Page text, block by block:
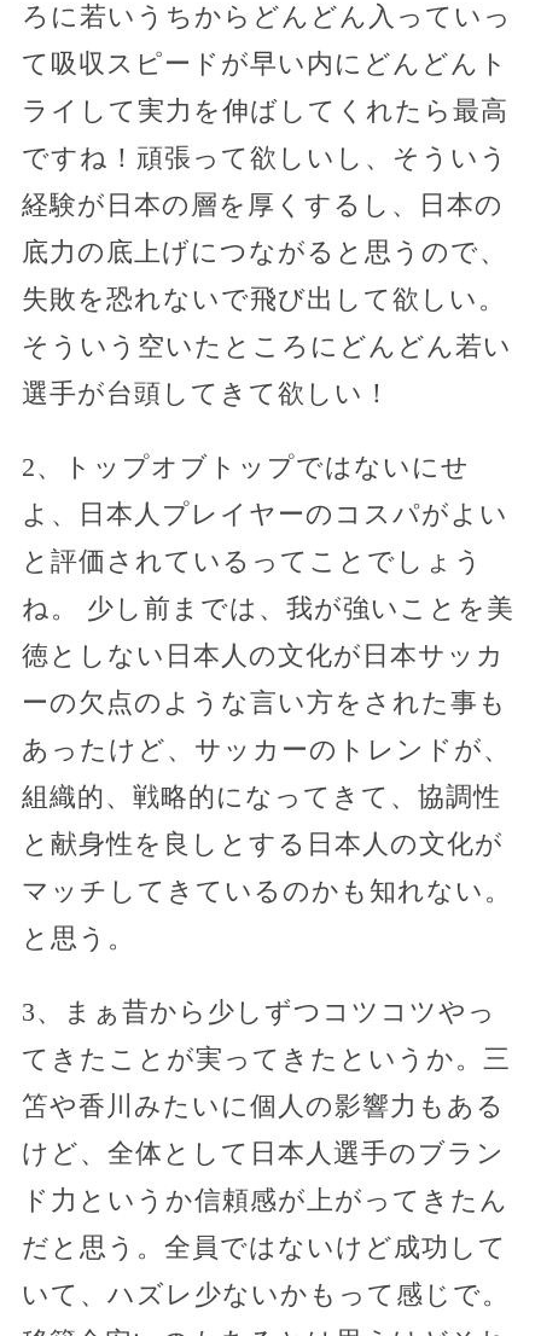
ろに若いうちからどんどん入っていっ
て吸収スピードが早い内にどんどんト
ライして実力を伸ばしてくれたら最高
ですね！頑張って欲しいし、そういう
経験が日本の層を厚くするし、日本の
底力の底上げにつながると思うので、
失敗を恐れないで飛び出して欲しい。
そういう空いたところにどんどん若い
選手が台頭してきて欲しい！
2、トップオブトップではないにせ
よ、日本人プレイヤーのコスパがよい
と評価されているってことでしょう
ね。 少し前までは、我が強いことを美
徳としない日本人の文化が日本サッカ
ーの欠点のような言い方をされた事も
あったけど、サッカーのトレンドが、
組織的、戦略的になってきて、協調性
と献身性を良しとする日本人の文化が
マッチしてきているのかも知れない。
と思う。
3、まぁ昔から少しずつコツコツやっ
てきたことが実ってきたというか。三
笘や香川みたいに個人の影響力もある
けど、全体として日本人選手のブラン
ド力というか信頼感が上がってきたん
だと思う。全員ではないけど成功して
いて、ハズレ少ないかもって感じで。